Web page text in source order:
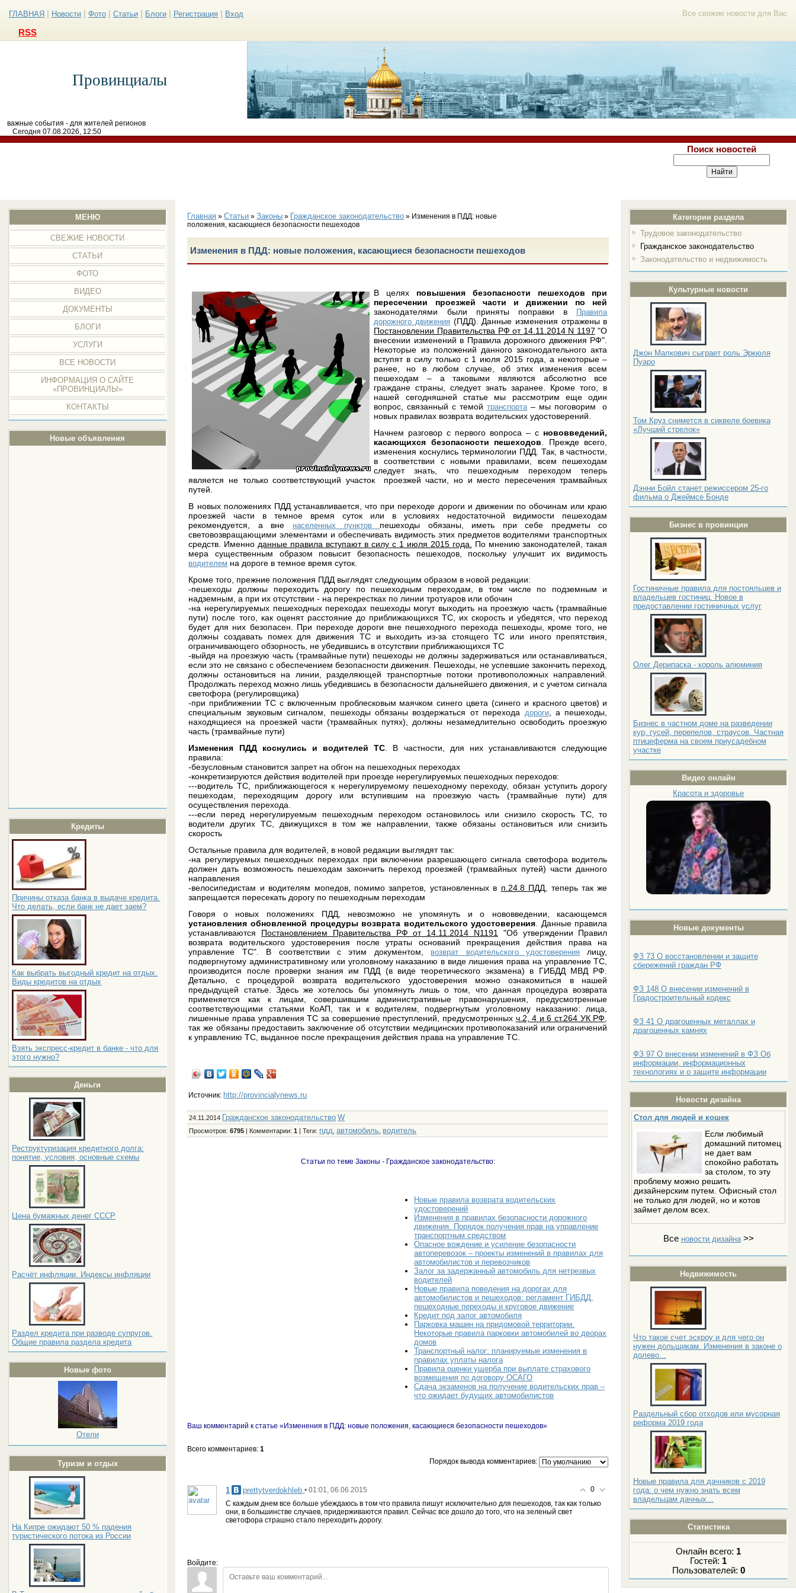
Все свежие новости для Вас
ГЛАВНАЯ Новости Фото Статьи Блоги Регистрация Вход
RSS
Провинциалы
важные события - для жителей регионов
Сегодня 07.08.2026, 12:50
Поиск новостей
МЕНЮ
СВЕЖИЕ НОВОСТИ
СТАТЬИ
ФОТО
ВИДЕО
ДОКУМЕНТЫ
БЛОГИ
УСЛУГИ
ВСЕ НОВОСТИ
ИНФОРМАЦИЯ О САЙТЕ
«ПРОВИНЦИАЛЫ»
КОНТАКТЫ
Новые объявления
Кредиты
Причины отказа банка в выдаче кредита.
Что делать, если банк не дает заем?
Как выбрать выгодный кредит на отдых.
Виды кредитов на отдых
Взять экспресс-кредит в банке - что для
этого нужно?
Деньги
Реструктуризация кредитного долга:
понятие, условия, основные схемы
Цена бумажных денег СССР
Расчёт инфляции. Индексы инфляции
Раздел кредита при разводе супругов.
Общие правила раздела кредита
Новые фото
Отели
Туризм и отдых
На Кипре ожидают 50 % падения
туристического потока из России
Категории раздела
Трудовое законодательство
Гражданское законодательство
Законодательство и недвижимость
Культурные новости
Джон Малкович сыграет роль Эркюля
Пуаро
Том Круз снимется в сиквеле боевика
«Лучший стрелок»
Дэнни Бойл станет режиссером 25-го
фильма о Джеймсе Бонде
Бизнес в провинции
Гостиничные правила для постояльцев и
владельцев гостиниц. Новое в
предоставлении гостиничных услуг
Олег Дерипаска - король алюминия
Бизнес в частном доме на разведении
кур, гусей, перепелов, страусов. Частная
птицеферма на своем приусадебном
участке
Видео онлайн
Красота и здоровье
Новые документы
ФЗ 73 О восстановлении и защите
сбережений граждан РФ
ФЗ 148 О внесении изменений в
Градостроительный кодекс
ФЗ 41 О драгоценных металлах и
драгоценных камнях
ФЗ 97 О внесении изменений в ФЗ Об
информации, информационных
технологиях и о защите информации
Новости дизайна
Стол для людей и кошек
Если любимый
домашний питомец
не дает вам
спокойно работать
за столом, то эту
проблему можно решить
дизайнерским путем. Офисный стол
не только для людей, но и котов
займет делом всех.
Все новости дизайна>>
Недвижимость
Что такое счет эскроу и для чего он
нужен дольщикам. Изменения в законе о
долево...
Раздельный сбор отходов или мусорная
реформа 2019 года
Новые правила для дачников с 2019
года: о чем нужно знать всем
владельцам дачных...
Статистика
Онлайн всего: 1
Гостей: 1
Пользователей: 0
Главная »Статьи »Законы » Гражданское законодательство » Изменения в ПДД: новые
положения, касающиеся безопасности пешеходов
Изменения в ПДД: новые положения, касающиеся безопасности пешеходов
В целях повышения безопасности пешеходов при
пересечении проезжей части и движении по ней
законодателями были приняты поправки в Правила
дорожного движения (ПДД). Данные изменения отражены в
Постановлении Правительства РФ от 14.11.2014 N 1197 "О
внесении изменений в Правила дорожного движения РФ".
Некоторые из положений данного законодательного акта
вступят в силу только с 1 июля 2015 года, а некоторые –
ранее, но в любом случае, об этих изменения всем
пешеходам – а таковыми являются абсолютно все
граждане страны, следует знать заранее. Кроме того, в
нашей сегодняшней статье мы рассмотрим еще один
вопрос, связанный с темой транспорта– мы поговорим о
новых правилах возврата водительских удостоверений.
Начнем разговор с первого вопроса – с нововведений,
касающихся безопасности пешеходов . Прежде всего,
изменения коснулись терминологии ПДД. Так, в частности,
в соответствии с новыми правилами, всем пешеходам
следует знать, что пешеходным переходом теперь
является не только соответствующий участок проезжей части, но и место пересечения трамвайных
путей.
В новых положениях ПДД устанавливается, что при переходе дороги и движении по обочинам или краю
проезжей части в темное время суток или в условиях недостаточной видимости пешеходам
рекомендуется, а вне населенных пунктов пешеходы обязаны, иметь при себе предметы со
световозвращающими элементами и обеспечивать видимость этих предметов водителями транспортных
средств. Именно данные правила вступают в силу с 1 июля 2015 года.
По мнению законодателей, такая
мера существенным образом повысит безопасность пешеходов, поскольку улучшит их видимость
водителем на дороге в темное время суток.
Кроме того, прежние положения ПДД выглядят следующим образом в новой редакции:
-пешеходы должны переходить дорогу по пешеходным переходам, в том числе по подземным и
надземным, а при их отсутствии - на перекрестках по линии тротуаров или обочин
-на нерегулируемых пешеходных переходах пешеходы могут выходить на проезжую часть (трамвайные
пути) после того, как оценят расстояние до приближающихся ТС, их скорость и убедятся, что переход
будет для них безопасен. При переходе дороги вне пешеходного перехода пешеходы, кроме того, не
должны создавать помех для движения ТС и выходить из-за стоящего ТС или иного препятствия,
ограничивающего обзорность, не убедившись в отсутствии приближающихся ТС
-выйдя на проезжую часть (трамвайные пути) пешеходы не должны задерживаться или останавливаться,
если это не связано с обеспечением безопасности движения. Пешеходы, не успевшие закончить переход,
должны остановиться на линии, разделяющей транспортные потоки противоположных направлений.
Продолжать переход можно лишь убедившись в безопасности дальнейшего движения, и с учетом сигнала
светофора (регулировщика)
-при приближении ТС с включенным проблесковым маячком синего цвета (синего и красного цветов) и
специальным звуковым сигналом, пешеходы обязаны воздержаться от перехода
дороги, а пешеходы,
находящиеся на проезжей части (трамвайных путях), должны незамедлительно освободить проезжую
часть (трамвайные пути)
Изменения ПДД коснулись и водителей ТС . В частности, для них устанавливаются следующие
правила:
-безусловным становится запрет на обгон на пешеходных переходах
-конкретизируются действия водителей при проезде нерегулируемых пешеходных переходов:
---водитель ТС, приближающегося к нерегулируемому пешеходному переходу, обязан уступить дорогу
пешеходам, переходящим дорогу или вступившим на проезжую часть (трамвайные пути) для
осуществления перехода.
---если перед нерегулируемым пешеходным переходом остановилось или снизило скорость ТС, то
водители других ТС, движущихся в том же направлении, также обязаны остановиться или снизить
скорость
Остальные правила для водителей, в новой редакции выглядят так:
-на регулируемых пешеходных переходах при включении разрешающего сигнала светофора водитель
должен дать возможность пешеходам закончить переход проезжей (трамвайных путей) части данного
направления
-велосипедистам и водителям мопедов, помимо запретов, установленных в п.24.8 ПДД , теперь так же
запрещается пересекать дорогу по пешеходным переходам
Говоря о новых положениях ПДД, невозможно не упомянуть и о нововведении, касающемся
установления обновленной процедуры возврата водительского удостоверения . Данные правила
устанавливаются Постановлением Правительства РФ от 14.11.2014 N1191
"Об утверждении Правил
возврата водительского удостоверения после утраты оснований прекращения действия права на
управление ТС". В соответствии с этим документом, возврат водительского удостоверения лицу,
подвергнутому административному или уголовному наказанию в виде лишения права на управление ТС,
производится после проверки знания им ПДД (в виде теоретического экзамена) в ГИБДД МВД РФ.
Детально, с процедурой возврата водительского удостоверения можно ознакомиться в нашей
предыдущей статье. Здесь же хотелось бы упомянуть лишь о том, что данная процедура возврата
применяется как к лицам, совершившим административные правонарушения, предусмотренные
соответствующими статьями КоАП, так и к водителям, подвергнутым уголовному наказанию: лица,
лишенные права управления ТС за совершение преступлений, предусмотренных ч.2, 4 и 6 ст.264 УК РФ
так же обязаны предоставить заключение об отсутствии медицинских противопоказаний или ограничений
к управлению ТС, выданное после прекращения действия права на управление ТС.
Источник: http://provincialynews.ru
24.11.2014 Гражданское законодательство W
Просмотров:6795 | Комментарии:1 |Теги: пдд ,автомобиль водитель
Статьи по теме Законы - Гражданское законодательство:
Новые правила возврата водительских
удостоверений
Изменения в правилах безопасности дорожного
движения. Порядок получения прав на управление
транспортным средством
Опасное вождение и усиление безопасности
автоперевозок – проекты изменений в правилах для
автомобилистов и перевозчиков
Залог за задержанный автомобиль для нетрезвых
водителей
Новые правила поведения на дорогах для
автомобилистов и пешеходов: регламент ГИБДД,
пешеходные переходы и круговое движение
Кредит под залог автомобиля
Парковка машин на придомовой территории.
Некоторые правила парковки автомобилей во дворах
домов
Транспортный налог: планируемые изменения в
правилах уплаты налога
Правила оценки ущерба при выплате страхового
возмещения по договору ОСАГО
Сдача экзаменов на получение водительских прав –
что ожидает будущих автомобилистов
Ваш комментарий к статье «Изменения в ПДД: новые положения, касающиеся безопасности пешеходов»
Всего комментариев:1
Порядок вывода комментариев:
0
1 prettytverdokhleb • 01:01, 06.06.2015
С каждым днем все больше убеждаюсь в том что правила пишут исключительно для пешеходов, так как только
они, в большинстве случаев, придерживаются правил. Сейчас все дошло до того, что на зеленый свет
светофора страшно стало переходить дорогу.
Войдите: